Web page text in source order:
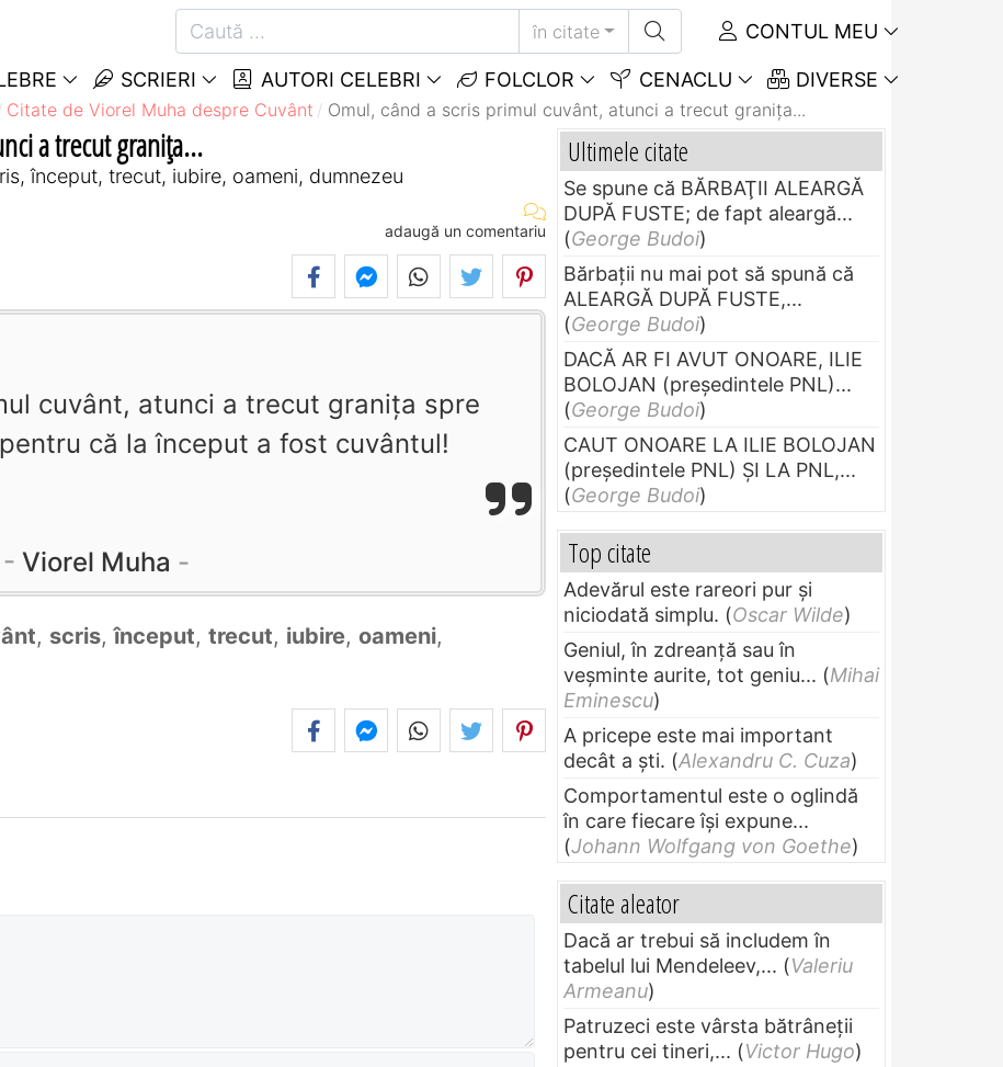
în citate CONTUL MEU
SCRIERI AUTORI CELEBRI FOLCLOR CENACLU DIVERSE
Citate de Viorel Muha despre Cuvânt Omul, când a scris primul cuvânt, atunci a trecut graniţa...
a trecut graniţa...
început, trecut, iubire, oameni, dumnezeu
adaugă un comentariu
cuvânt, atunci a trecut graniţa spre
că la început a fost cuvântul!
Viorel Muha
, scris,început, trecut, iubire, oameni,
Ultimele citate
Se spune că BĂRBAŢII ALEARGĂ
DUPĂ FUSTE; de fapt aleargă...
(George Budoi)
Bărbaţii nu mai pot să spună că
ALEARGĂ DUPĂ FUSTE,...
(George Budoi)
DACĂ AR FI AVUT ONOARE, ILIE
BOLOJAN (preşedintele PNL)...
(George Budoi)
CAUT ONOARE LA ILIE BOLOJAN
(preşedintele PNL) ŞI LA PNL,...
(George Budoi)
Top citate
Adevărul este rareori pur și
niciodată simplu. (Oscar Wilde)
Geniul, în zdreanţă sau în
veşminte aurite, tot geniu... (Mihai
Eminescu)
A pricepe este mai important
decât a ști. (Alexandru C. Cuza)
Comportamentul este o oglindă
în care fiecare își expune...
(Johann Wolfgang von Goethe)
Citate aleator
Dacă ar trebui să includem în
tabelul lui Mendeleev,... (Valeriu
Armeanu)
Patruzeci este vârsta bătrâneții
pentru cei tineri,... (Victor Hugo)